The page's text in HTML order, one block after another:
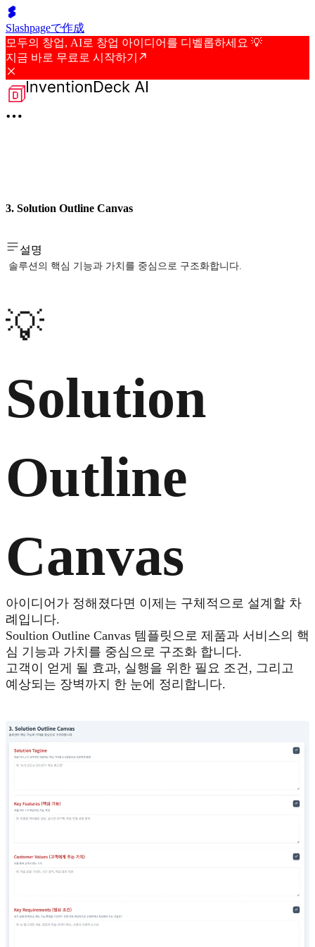
Slashpageで作成
모두의 창업, AI로 창업 아이디어를 디벨롭하세요 💡
지금 바로 무료로 시작하기
3. Solution Outline Canvas
설명
솔루션의 핵심 기능과 가치를 중심으로 구조화합니다.
💡
Solution
Outline
Canvas
아이디어가 정해졌다면 이제는 구체적으로 설계할 차
례입니다.
Soultion Outline Canvas 템플릿으로 제품과 서비스의 핵
심 기능과 가치를 중심으로 구조화 합니다.
고객이 얻게 될 효과, 실행을 위한 필요 조건, 그리고
예상되는 장벽까지 한 눈에 정리합니다.